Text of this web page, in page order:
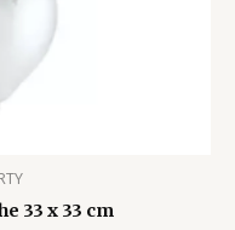
33 x 33 cm